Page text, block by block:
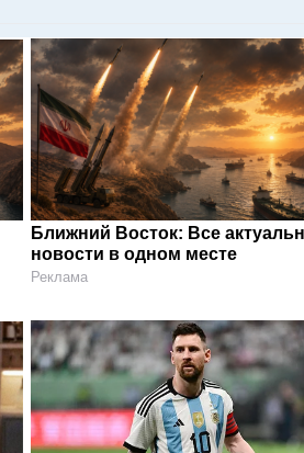
Ближний Восток: Все
новости в одном месте
Реклама